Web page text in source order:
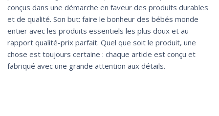
conçus dans une démarche en faveur des produits durables
et de qualité. Son but: faire le bonheur des bébés monde
entier avec les produits essentiels les plus doux et au
rapport qualité-prix parfait. Quel que soit le produit, une
chose est toujours certaine : chaque article est conçu et
fabriqué avec une grande attention aux détails.